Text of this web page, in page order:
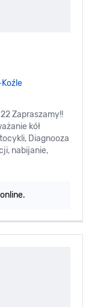
Zapraszamy!!
kół
Diagnooza
nabijanie,